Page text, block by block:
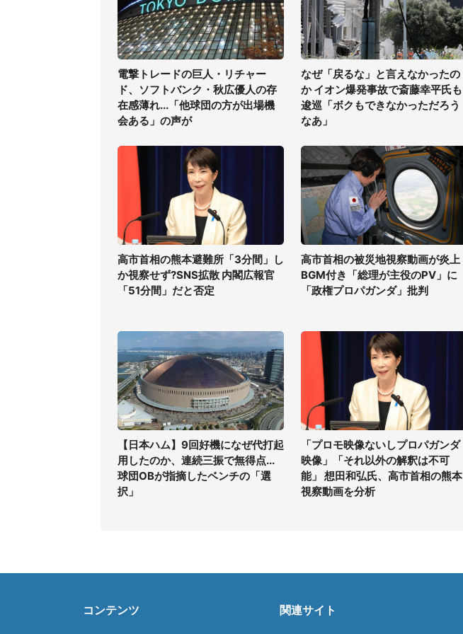
電撃トレードの巨人・リチャー
ド、ソフトバンク・秋広優人の存
在感薄れ...「他球団の方が出場機
会ある」の声が
なぜ「戻るな」と言えなかったの
か イオン爆発事故で斎藤幸平氏も
逡巡「ボクもできなかっただろう
なあ」
高市首相の熊本避難所「3分間」し
か視察せず?SNS拡散 内閣広報官
「51分間」だと否定
高市首相の被災地視察動画が炎上
BGM付き「総理が主役のPV」に
「政権プロパガンダ」批判
【日本ハム】9回好機になぜ代打起
用したのか、連続三振で無得点...
球団OBが指摘したベンチの「選
択」
「プロモ映像ないしプロパガンダ
映像」「それ以外の解釈は不可
能」 想田和弘氏、高市首相の熊本
視察動画を分析
コンテンツ 関連サイト